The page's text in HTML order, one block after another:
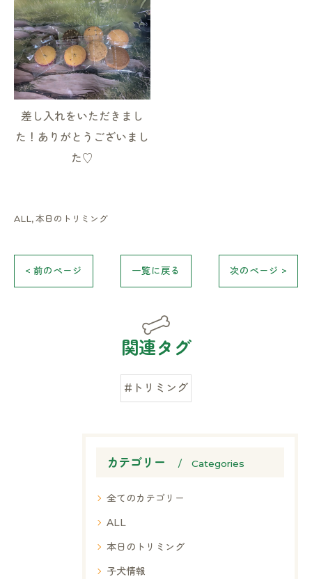
差し入れをいただきまし
た！ありがとうございまし
た♡
ALL 本日のトリミング
< 前のページ 一覧に戻る 次のページ >
関連タグ
#トリミング
カテゴリー Categories
全てのカテゴリー
ALL
本日のトリミング
子犬情報